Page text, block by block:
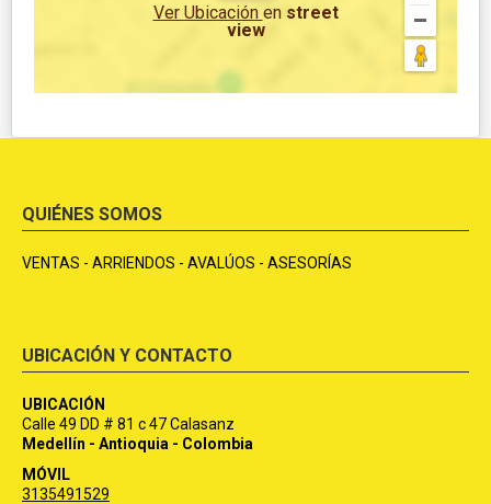
Ver Ubicación en street
view
QUIÉNES SOMOS
VENTAS - ARRIENDOS - AVALÚOS - ASESORÍAS
UBICACIÓN Y CONTACTO
UBICACIÓN
Calle 49 DD # 81 c 47 Calasanz
Medellín - Antioquia - Colombia
MÓVIL
3135491529